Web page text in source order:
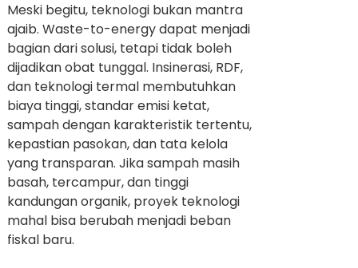
Meski begitu, teknologi bukan mantra
ajaib. Waste-to-energy dapat menjadi
bagian dari solusi, tetapi tidak boleh
dijadikan obat tunggal. Insinerasi, RDF,
dan teknologi termal membutuhkan
biaya tinggi, standar emisi ketat,
sampah dengan karakteristik tertentu,
kepastian pasokan, dan tata kelola
yang transparan. Jika sampah masih
basah, tercampur, dan tinggi
kandungan organik, proyek teknologi
mahal bisa berubah menjadi beban
fiskal baru.